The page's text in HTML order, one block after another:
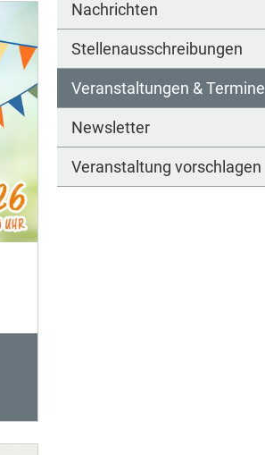
Nachrichten
Stellenausschreibungen
Veranstaltungen & Termine
Newsletter
Veranstaltung vorschlagen